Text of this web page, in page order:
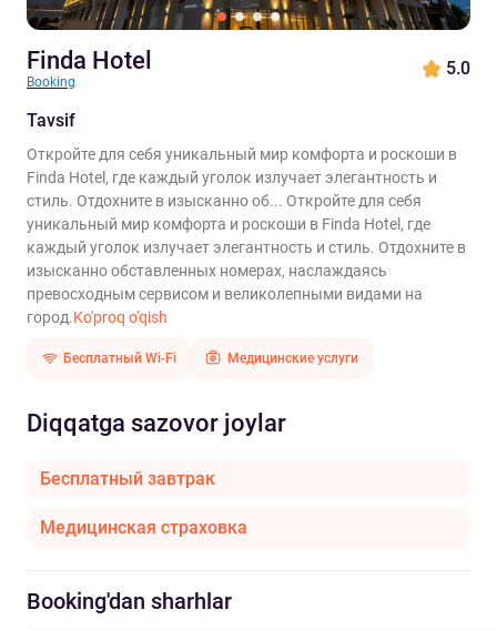
Finda Hotel
Booking
5.0
Tavsif
Откройте для себя уникальный мир комфорта и роскоши в
Finda Hotel, где каждый уголок излучает элегантность и
стиль. Отдохните в изысканно об... Откройте для себя
уникальный мир комфорта и роскоши в Finda Hotel, где
каждый уголок излучает элегантность и стиль. Отдохните в
изысканно обставленных номерах, наслаждаясь
превосходным сервисом и великолепными видами на
город.Ko'proq o'qish
Бесплатный Wi-Fi Медицинские услуги
Diqqatga sazovor joylar
Бесплатный завтрак
Медицинская страховка
Booking'dan sharhlar